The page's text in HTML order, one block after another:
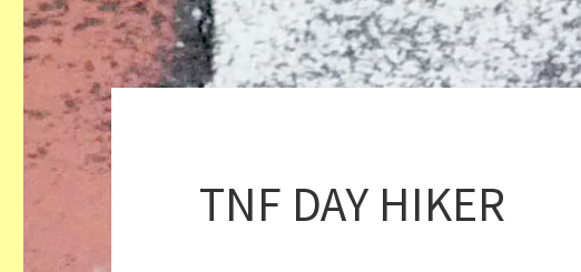
TNF DAY HIKER